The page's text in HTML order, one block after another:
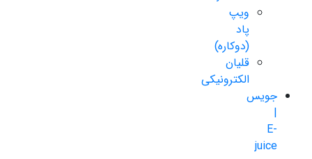
ویپ
پاد
(دوکاره)
قلیان
الکترونیکی
جویس
|
E-
juice